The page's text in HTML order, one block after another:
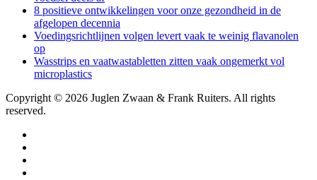
8 positieve ontwikkelingen voor onze gezondheid in de
afgelopen decennia
Voedingsrichtlijnen volgen levert vaak te weinig flavanolen
op
Wasstrips en vaatwastabletten zitten vaak ongemerkt vol
microplastics
Copyright © 2026 Juglen Zwaan & Frank Ruiters. All rights
reserved.